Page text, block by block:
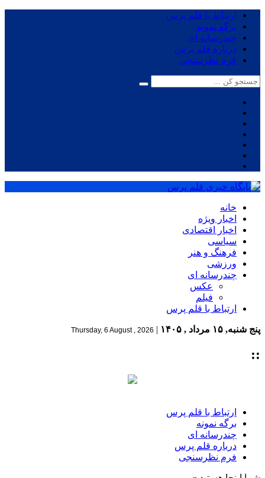
ارتباط با قلم پرس
برگه نمونه
چندرسانه ای
درباره قلم پرس
فرم نظرسنجی
خانه
اخبار ویژه
اخبار اقتصادی
سیاسی
فرهنگ و هنر
ورزشی
چندرسانه ای
عکس
فیلم
ارتباط با قلم پرس
پنج شنبه, ۱۵ مرداد , ۱۴۰۵ |
Thursday, 6 August , 2026
::
ارتباط با قلم پرس
برگه نمونه
چندرسانه ای
درباره قلم پرس
فرم نظرسنجی